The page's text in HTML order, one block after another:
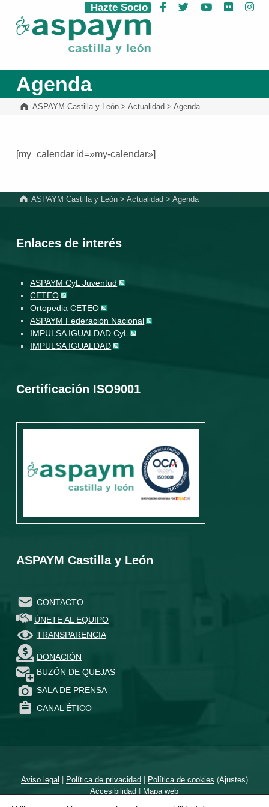
ASPAYM Castilla y León
Hazte Socio Facebook
Twitter YouTube
Flickr
Agenda
ASPAYM Castilla y León> Actualidad > Agenda
[my_calendar id=»my-calendar»]
ASPAYM Castilla y León >Actualidad >Agenda
Enlaces de interés
ASPAYM CyL Juventud
CETEO
Ortopedia CETEO
ASPAYM Federación Nacional
IMPULSA IGUALDAD CyL
IMPULSA IGUALDAD
Certificación ISO9001
ASPAYM Castilla y León
CONTACTO
ÚNETE AL EQUIPO
TRANSPARENCIA
DONACIÓN
BUZÓN DE QUEJAS
SALA DE PRENSA
CANAL ÉTICO
Aviso legal | Política de privacidad| Política de cookies (Ajustes)
Accesibilidad | Mapa web